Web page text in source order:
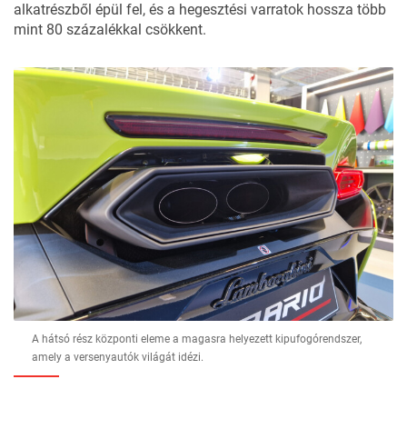
alkatrészből épül fel, és a hegesztési varratok hossza több
mint 80 százalékkal csökkent.
A hátsó rész központi eleme a magasra helyezett kipufogórendszer,
amely a versenyautók világát idézi.